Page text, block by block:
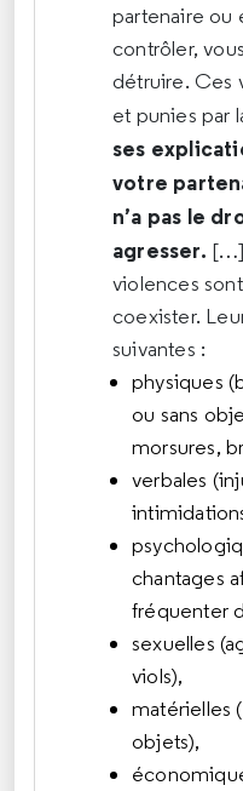
partenaire ou
contrôler,
détruire. Ces
et punies par
ses
votre
n’a pas le
agresser. […]
violences
coexister.
suivantes :
physiques
ou sans
morsures,
verbales
chantages
fréquenter
sexuelles
viols),
matérielles
objets),